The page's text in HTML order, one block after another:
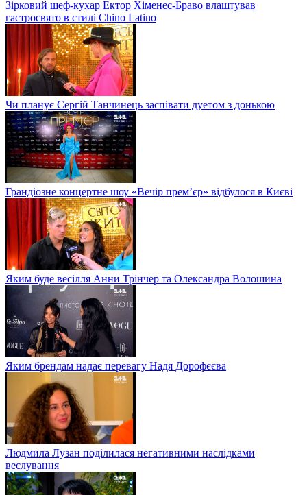
Зірковий шеф-кухар Ектор Хіменес-Браво влаштував
гастросвято в стилі Chino Latino
Чи планує Сергій Танчинець заспівати дуетом з донькою
Грандіозне концертне шоу «Вечір прем’єр» відбулося в Києві
Яким буде весілля Анни Трінчер та Олександра Волошина
Яким брендам надає перевагу Надя Дорофєєва
Людмила Лузан поділилася негативними наслідками
веслування